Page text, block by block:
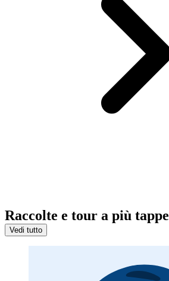
Raccolte e tour a più tappe
Vedi tutto